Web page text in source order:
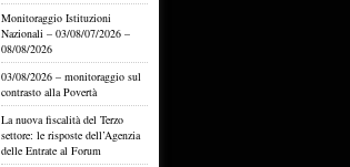
Monitoraggio Istituzioni
Nazionali – 03/08/07/2026 –
08/08/2026
03/08/2026 – monitoraggio sul
contrasto alla Povertà
La nuova fiscalità del Terzo
settore: le risposte dell’Agenzia
delle Entrate al Forum